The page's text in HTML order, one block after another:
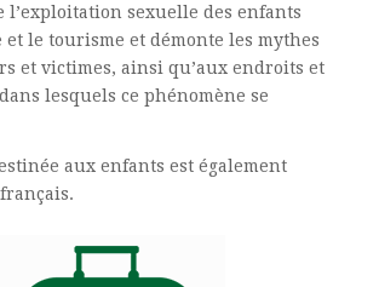
l’exploitation sexuelle des enfants
et le tourisme et démonte les mythes
et victimes, ainsi qu’aux endroits et
lesquels ce phénomène se
aux enfants est également